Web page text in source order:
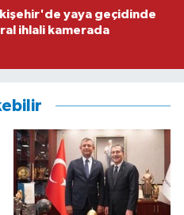
yaya geçidinde
ihlali kamerada